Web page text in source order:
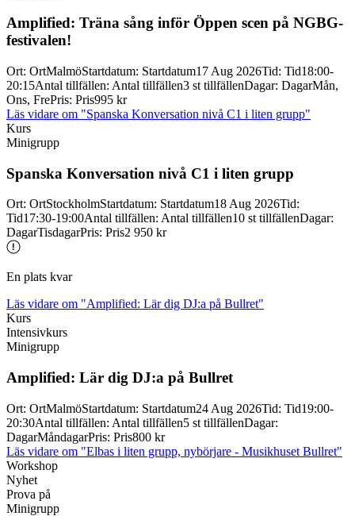
Amplified: Träna sång inför Öppen scen på NGBG-
festivalen!
Ort: OrtMalmöStartdatum: Startdatum17 Aug 2026Tid: Tid18:00-
20:15Antal tillfällen: Antal tillfällen3 st tillfällenDagar: DagarMån,
Ons, FrePris: Pris995 kr
Läs vidare om "Spanska Konversation nivå C1 i liten grupp"
Kurs
Minigrupp
Spanska Konversation nivå C1 i liten grupp
Ort: OrtStockholmStartdatum: Startdatum18 Aug 2026Tid:
Tid17:30-19:00Antal tillfällen: Antal tillfällen10 st tillfällenDagar:
DagarTisdagarPris: Pris2 950 kr
En plats kvar
Läs vidare om "Amplified: Lär dig DJ:a på Bullret"
Kurs
Intensivkurs
Minigrupp
Amplified: Lär dig DJ:a på Bullret
Ort: OrtMalmöStartdatum: Startdatum24 Aug 2026Tid: Tid19:00-
20:30Antal tillfällen: Antal tillfällen5 st tillfällenDagar:
DagarMåndagarPris: Pris800 kr
Läs vidare om "Elbas i liten grupp, nybörjare - Musikhuset Bullret"
Workshop
Nyhet
Prova på
Minigrupp